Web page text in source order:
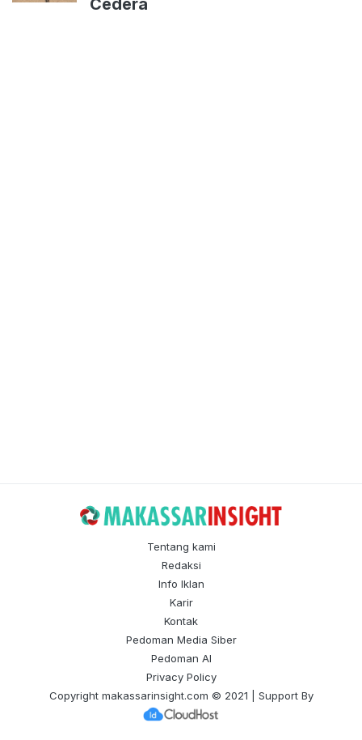
Cedera
Tentang kami
Redaksi
Info Iklan
Karir
Kontak
Pedoman Media Siber
Pedoman AI
Privacy Policy
Copyright makassarinsight.com © 2021 | Support By